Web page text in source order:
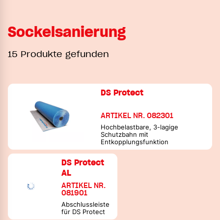
Sockelsanierung
15 Produkte gefunden
DS Protect
ARTIKEL NR. 082301
Hochbelastbare, 3-lagige
Schutzbahn mit
Entkopplungsfunktion
DS Protect
AL
ARTIKEL NR.
081901
Abschlussleiste
für DS Protect